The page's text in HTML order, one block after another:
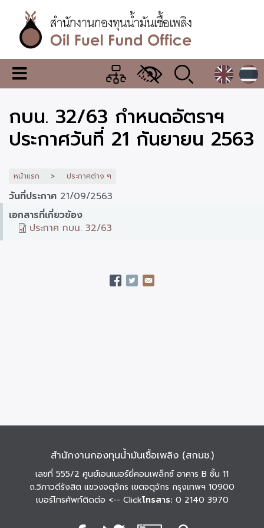
เนื้อหา
หลักสำนักงาน
กองทุน
น้ำมัน
เชื้อ
เมนู
เปลี่ยน
แสดง
ผล
กบน. 32/63 กำหนดอัตราฯ
ประกาศวันที่ 21 กันยายน 2563
หน้าแรก ประกาศต่าง ๆ
วันที่ประกาศ 21/09/2563
เอกสารที่เกี่ยวข้อง
ประกาศ กบน. 32/63
สำนักงานกองทุนน้ำมันเชื้อเพลิง (สกนช.)
เลขที่ 555/2 ศูนย์เอนเนอร์ยี่คอมเพล็กซ์ อาคาร B ชั้น 11
ถ.วิภาวดีรังสิต แขวงจตุจักร เขตจตุจักร กรุงเทพฯ 10900
เบอร์โทรศัพท์ติดต่อ <-- Clickโทรสาร: 0 2140 3970